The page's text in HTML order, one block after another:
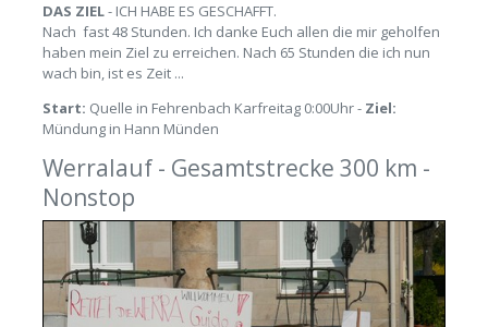
DAS ZIEL- ICH HABE ES GESCHAFFT.
Nach fast 48 Stunden. Ich danke Euch allen die mir geholfen
haben mein Ziel zu erreichen. Nach 65 Stunden die ich nun
wach bin, ist es Zeit ...
Start: Quelle in Fehrenbach Karfreitag 0:00Uhr - Ziel:
Mündung in Hann Münden
Werralauf - Gesamtstrecke 300 km -
Nonstop